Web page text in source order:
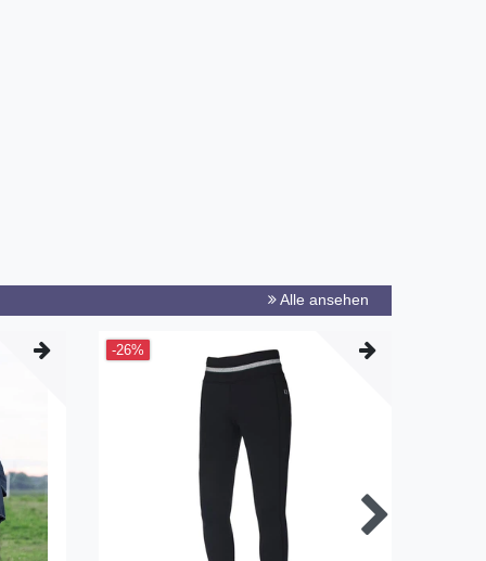
Alle ansehen
-26%